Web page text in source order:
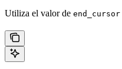
Utiliza el valor de end_cursor